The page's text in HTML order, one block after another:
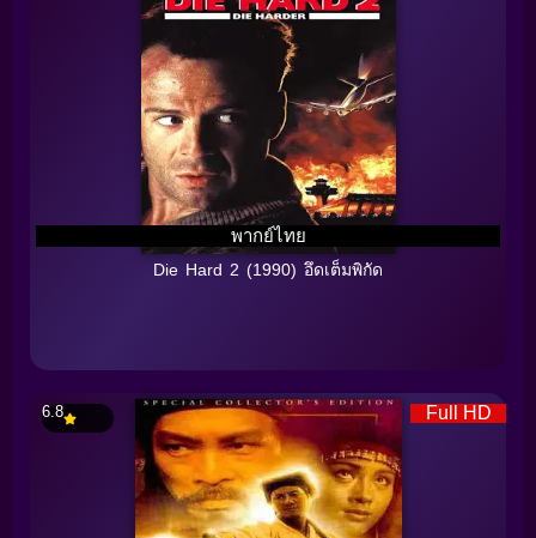
พากย์ไทย
Die Hard 2 (1990) อึดเต็มพิกัด
Full HD
6.8